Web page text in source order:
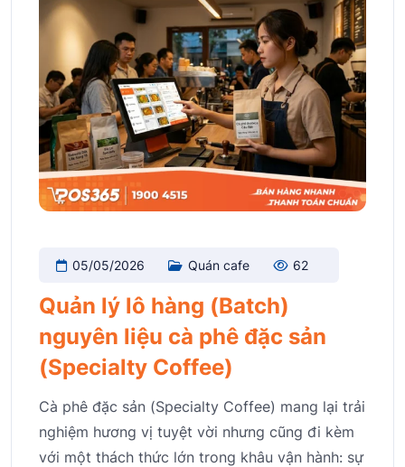
05/05/2026 Quán cafe 62
Quản lý lô hàng (Batch)
nguyên liệu cà phê đặc sản
(Specialty Coffee)
Cà phê đặc sản (Specialty Coffee) mang lại trải
nghiệm hương vị tuyệt vời nhưng cũng đi kèm
với một thách thức lớn trong khâu vận hành: sự